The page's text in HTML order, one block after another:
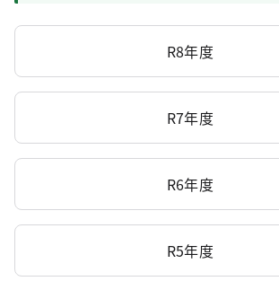
R8年度
R7年度
R6年度
R5年度